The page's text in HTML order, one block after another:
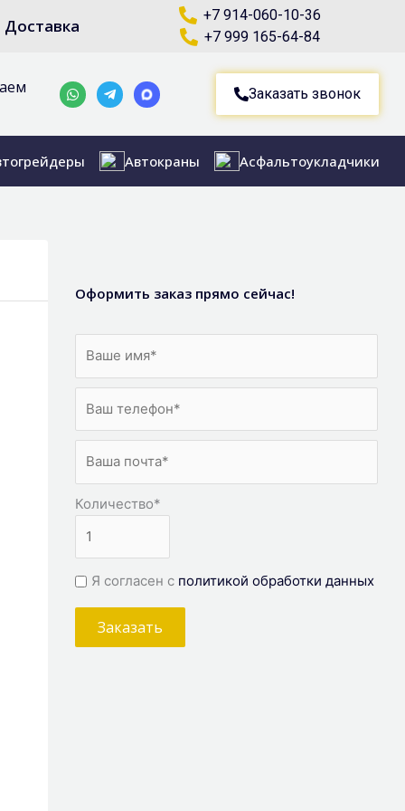
Доставка
+7 914-060-10-36
+7 999 165-64-84
WhatsappTelegram-
plane Заказать звонок
Автокраны Асфальтоукладчики
Оформить заказ прямо сейчас!
Количество*
Я согласен с политикой обработки данных
Заказать